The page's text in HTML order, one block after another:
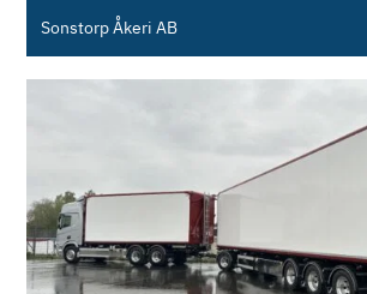
Sonstorp Åkeri AB